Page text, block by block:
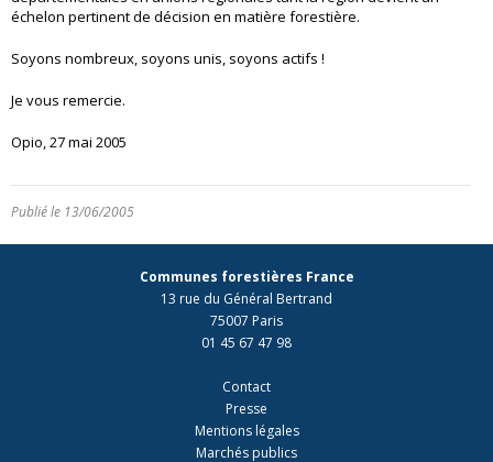
échelon pertinent de décision en matière forestière.
Soyons nombreux, soyons unis, soyons actifs !
Je vous remercie.
Opio, 27 mai 2005
Publié le 13/06/2005
Communes forestières France
13 rue du Général Bertrand
75007 Paris
01 45 67 47 98
Contact
Presse
Mentions légales
Marchés publics